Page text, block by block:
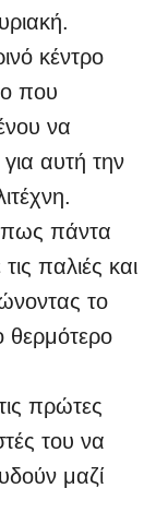
κέντρο
που
να
αυτή την
πάντα
παλιές και
το
θερμότερο
πρώτες
του να
μαζί